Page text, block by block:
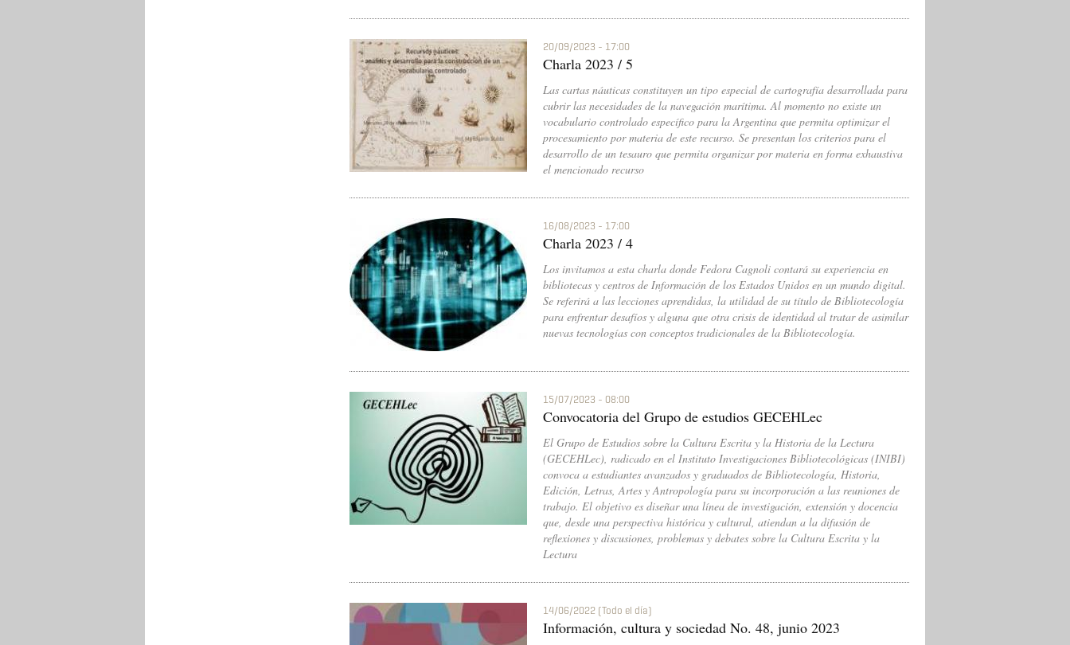
20/09/2023 - 17:00
Charla 2023 / 5
Las cartas náuticas constituyen un tipo especial de cartografía desarrollada para
cubrir las necesidades de la navegación marítima. Al momento no existe un
vocabulario controlado específico para la Argentina que permita optimizar el
procesamiento por materia de este recurso. Se presentan los criterios para el
desarrollo de un tesauro que permita organizar por materia en forma exhaustiva
el mencionado recurso
16/08/2023 - 17:00
Charla 2023 / 4
Los invitamos a esta charla donde Fedora Cagnoli contará su experiencia en
bibliotecas y centros de Información de los Estados Unidos en un mundo digital.
Se referirá a las lecciones aprendidas, la utilidad de su título de Bibliotecología
para enfrentar desafíos y alguna que otra crisis de identidad al tratar de asimilar
nuevas tecnologías con conceptos tradicionales de la Bibliotecología.
15/07/2023 - 08:00
Convocatoria del Grupo de estudios GECEHLec
El Grupo de Estudios sobre la Cultura Escrita y la Historia de la Lectura
(GECEHLec), radicado en el Instituto Investigaciones Bibliotecológicas (INIBI)
convoca a estudiantes avanzados y graduados de Bibliotecología, Historia,
Edición, Letras, Artes y Antropología para su incorporación a las reuniones de
trabajo. El objetivo es diseñar una línea de investigación, extensión y docencia
que, desde una perspectiva histórica y cultural, atiendan a la difusión de
reflexiones y discusiones, problemas y debates sobre la Cultura Escrita y la
Lectura
14/06/2022 (Todo el día)
Información, cultura y sociedad No. 48, junio 2023